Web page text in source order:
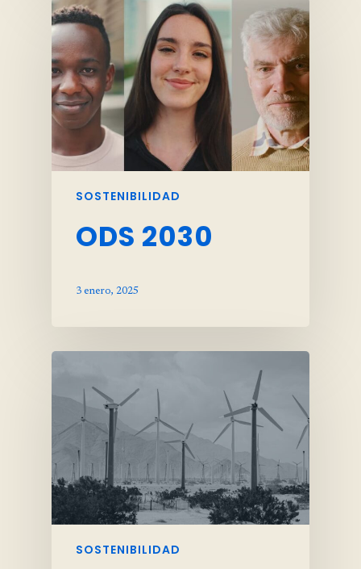
SOSTENIBILIDAD
ODS 2030
3 enero, 2025
SOSTENIBILIDAD